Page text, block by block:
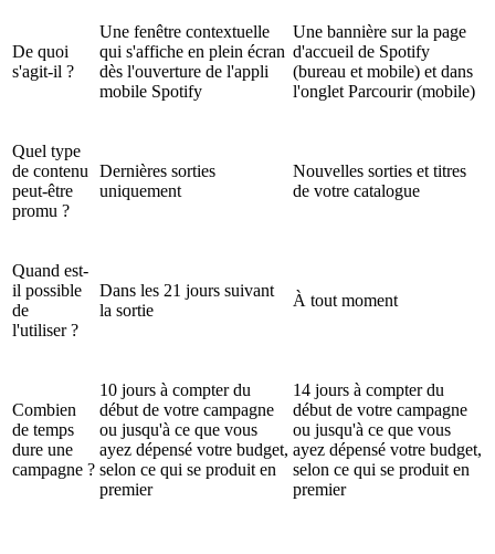
De quoi
s'agit-il ?
Une fenêtre contextuelle
qui s'affiche en plein écran
dès l'ouverture de l'appli
mobile Spotify
Une bannière sur la page
d'accueil de Spotify
(bureau et mobile) et dans
l'onglet Parcourir (mobile)
Quel type
de contenu
peut-être
promu ?
Dernières sorties
uniquement
Nouvelles sorties et titres
de votre catalogue
Quand est-
il possible
de
l'utiliser ?
Dans les 21 jours suivant
la sortie
À tout moment
Combien
de temps
dure une
campagne ?
10 jours à compter du
début de votre campagne
ou jusqu'à ce que vous
ayez dépensé votre budget,
selon ce qui se produit en
premier
14 jours à compter du
début de votre campagne
ou jusqu'à ce que vous
ayez dépensé votre budget,
selon ce qui se produit en
premier